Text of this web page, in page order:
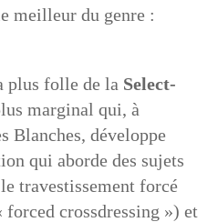
meilleur du genre :
plus folle de la Select-
marginal qui, à
Blanches, développe
qui aborde des sujets
travestissement forcé
forced crossdressing ») et